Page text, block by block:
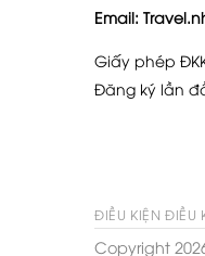
Email:
Giấy phép
Đăng ký lần
ĐIỀU KIỆN ĐIỀU
Copyright